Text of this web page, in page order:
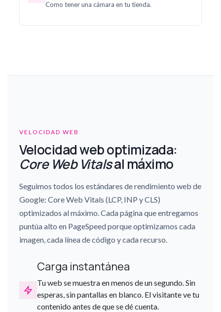
Como tener una cámara en tu tienda.
VELOCIDAD WEB
Velocidad web optimizada:
Core Web Vitalsal máximo
Seguimos todos los estándares de rendimiento web de
Google: Core Web Vitals (LCP, INP y CLS)
optimizados al máximo. Cada página que entregamos
puntúa alto en PageSpeed porque optimizamos cada
imagen, cada línea de código y cada recurso.
Carga instantánea
Tu web se muestra en menos de un segundo. Sin
esperas, sin pantallas en blanco. El visitante ve tu
contenido antes de que se dé cuenta.